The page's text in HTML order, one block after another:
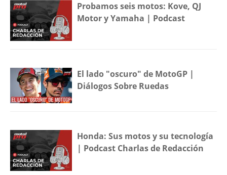
Probamos seis motos: Kove, QJ
Motor y Yamaha | Podcast
El lado "oscuro" de MotoGP |
Diálogos Sobre Ruedas
Honda: Sus motos y su tecnología
| Podcast Charlas de Redacción